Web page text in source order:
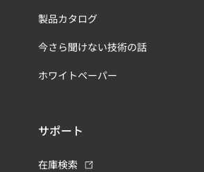
製品カタログ
今さら聞けない技術の話
ホワイトペーパー
サポート
在庫検索